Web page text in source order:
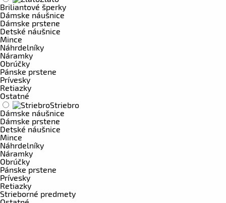
Briliantové šperky
Dámske náušnice
Dámske prstene
Detské náušnice
Mince
Náhrdelníky
Náramky
Obrúčky
Pánske prstene
Prívesky
Retiazky
Ostatné
Striebro
Dámske náušnice
Dámske prstene
Detské náušnice
Mince
Náhrdelníky
Náramky
Obrúčky
Pánske prstene
Prívesky
Retiazky
Strieborné predmety